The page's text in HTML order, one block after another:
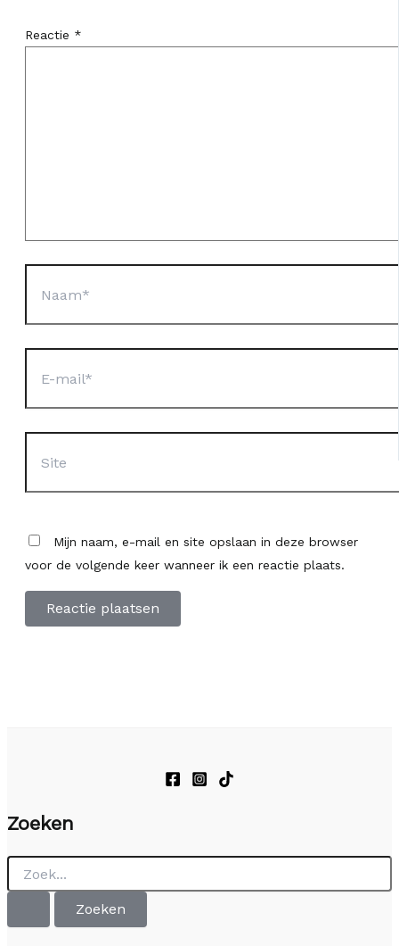
Reactie *
mail*
Mijn naam, e-mail en site opslaan in deze browser
voor de volgende keer wanneer ik een reactie plaats.
Zoeken
Zoek
naar: